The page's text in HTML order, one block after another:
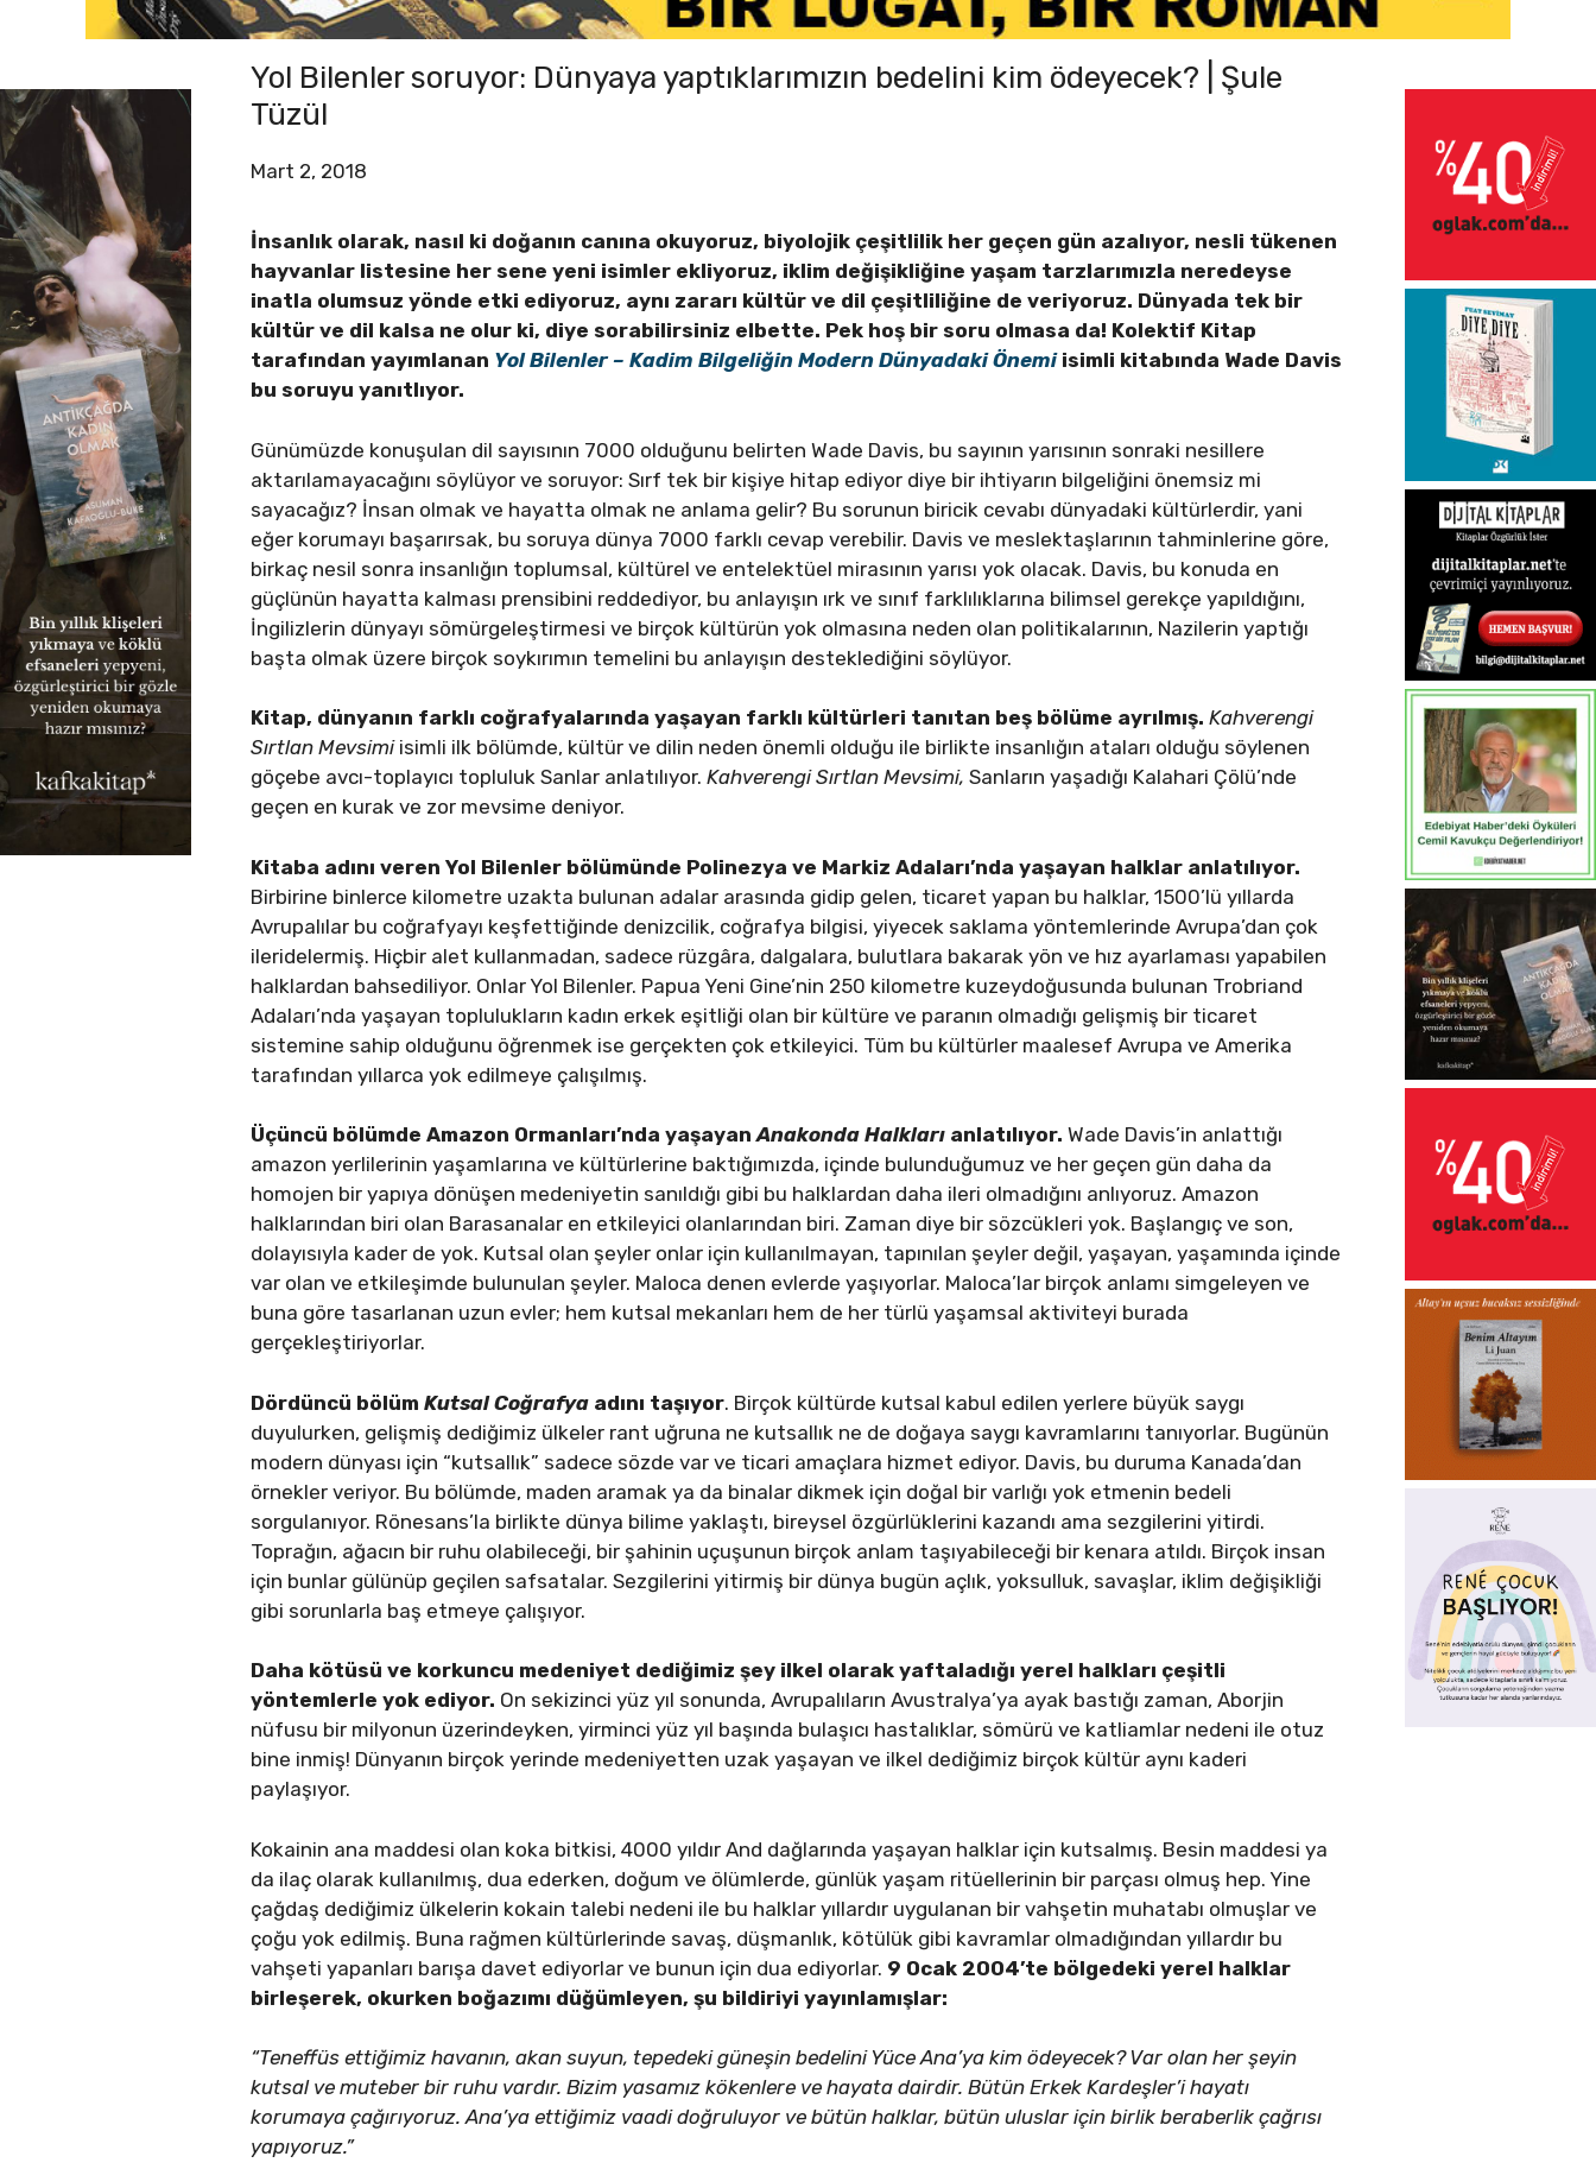
Yol Bilenler soruyor: Dünyaya yaptıklarımızın bedelini kim ödeyecek? | Şule
Tüzül
Mart 2, 2018
İnsanlık olarak, nasıl ki doğanın canına okuyoruz, biyolojik çeşitlilik her geçen gün azalıyor, nesli tükenen
hayvanlar listesine her sene yeni isimler ekliyoruz, iklim değişikliğine yaşam tarzlarımızla neredeyse
inatla olumsuz yönde etki ediyoruz, aynı zararı kültür ve dil çeşitliliğine de veriyoruz. Dünyada tek bir
kültür ve dil kalsa ne olur ki, diye sorabilirsiniz elbette. Pek hoş bir soru olmasa da! Kolektif Kitap
tarafından yayımlanan Yol Bilenler – Kadim Bilgeliğin Modern Dünyadaki Önemi isimli kitabında Wade Davis
bu soruyu yanıtlıyor.
Günümüzde konuşulan dil sayısının 7000 olduğunu belirten Wade Davis, bu sayının yarısının sonraki nesillere
aktarılamayacağını söylüyor ve soruyor: Sırf tek bir kişiye hitap ediyor diye bir ihtiyarın bilgeliğini önemsiz mi
sayacağız? İnsan olmak ve hayatta olmak ne anlama gelir? Bu sorunun biricik cevabı dünyadaki kültürlerdir, yani
eğer korumayı başarırsak, bu soruya dünya 7000 farklı cevap verebilir. Davis ve meslektaşlarının tahminlerine göre,
birkaç nesil sonra insanlığın toplumsal, kültürel ve entelektüel mirasının yarısı yok olacak. Davis, bu konuda en
güçlünün hayatta kalması prensibini reddediyor, bu anlayışın ırk ve sınıf farklılıklarına bilimsel gerekçe yapıldığını,
İngilizlerin dünyayı sömürgeleştirmesi ve birçok kültürün yok olmasına neden olan politikalarının, Nazilerin yaptığı
başta olmak üzere birçok soykırımın temelini bu anlayışın desteklediğini söylüyor.
Kitap, dünyanın farklı coğrafyalarında yaşayan farklı kültürleri tanıtan beş bölüme ayrılmış. Kahverengi
Sırtlan Mevsimiisimli ilk bölümde, kültür ve dilin neden önemli olduğu ile birlikte insanlığın ataları olduğu söylenen
göçebe avcı-toplayıcı topluluk Sanlar anlatılıyor.Kahverengi Sırtlan Mevsimi,Sanların yaşadığı Kalahari Çölü’nde
geçen en kurak ve zor mevsime deniyor.
Kitaba adını veren Yol Bilenler bölümünde Polinezya ve Markiz Adaları’nda yaşayan halklar anlatılıyor.
Birbirine binlerce kilometre uzakta bulunan adalar arasında gidip gelen, ticaret yapan bu halklar, 1500’lü yıllarda
Avrupalılar bu coğrafyayı keşfettiğinde denizcilik, coğrafya bilgisi, yiyecek saklama yöntemlerinde Avrupa’dan çok
ileridelermiş. Hiçbir alet kullanmadan, sadece rüzgâra, dalgalara, bulutlara bakarak yön ve hız ayarlaması yapabilen
halklardan bahsediliyor. Onlar Yol Bilenler. Papua Yeni Gine’nin 250 kilometre kuzeydoğusunda bulunan Trobriand
Adaları’nda yaşayan toplulukların kadın erkek eşitliği olan bir kültüre ve paranın olmadığı gelişmiş bir ticaret
sistemine sahip olduğunu öğrenmek ise gerçekten çok etkileyici. Tüm bu kültürler maalesef Avrupa ve Amerika
tarafından yıllarca yok edilmeye çalışılmış.
Üçüncü bölümde Amazon Ormanları’nda yaşayanAnakonda Halkları anlatılıyor. Wade Davis’in anlattığı
amazon yerlilerinin yaşamlarına ve kültürlerine baktığımızda, içinde bulunduğumuz ve her geçen gün daha da
homojen bir yapıya dönüşen medeniyetin sanıldığı gibi bu halklardan daha ileri olmadığını anlıyoruz. Amazon
halklarından biri olan Barasanalar en etkileyici olanlarından biri. Zaman diye bir sözcükleri yok. Başlangıç ve son,
dolayısıyla kader de yok. Kutsal olan şeyler onlar için kullanılmayan, tapınılan şeyler değil, yaşayan, yaşamında içinde
var olan ve etkileşimde bulunulan şeyler. Maloca denen evlerde yaşıyorlar. Maloca’lar birçok anlamı simgeleyen ve
buna göre tasarlanan uzun evler; hem kutsal mekanları hem de her türlü yaşamsal aktiviteyi burada
gerçekleştiriyorlar.
Dördüncü bölümKutsal Coğrafya adını taşıyor. Birçok kültürde kutsal kabul edilen yerlere büyük saygı
duyulurken, gelişmiş dediğimiz ülkeler rant uğruna ne kutsallık ne de doğaya saygı kavramlarını tanıyorlar. Bugünün
modern dünyası için “kutsallık” sadece sözde var ve ticari amaçlara hizmet ediyor. Davis, bu duruma Kanada’dan
örnekler veriyor. Bu bölümde, maden aramak ya da binalar dikmek için doğal bir varlığı yok etmenin bedeli
sorgulanıyor. Rönesans’la birlikte dünya bilime yaklaştı, bireysel özgürlüklerini kazandı ama sezgilerini yitirdi.
Toprağın, ağacın bir ruhu olabileceği, bir şahinin uçuşunun birçok anlam taşıyabileceği bir kenara atıldı. Birçok insan
için bunlar gülünüp geçilen safsatalar. Sezgilerini yitirmiş bir dünya bugün açlık, yoksulluk, savaşlar, iklim değişikliği
gibi sorunlarla baş etmeye çalışıyor.
Daha kötüsü ve korkuncu medeniyet dediğimiz şey ilkel olarak yaftaladığı yerel halkları çeşitli
yöntemlerle yok ediyor. On sekizinci yüz yıl sonunda, Avrupalıların Avustralya’ya ayak bastığı zaman, Aborjin
nüfusu bir milyonun üzerindeyken, yirminci yüz yıl başında bulaşıcı hastalıklar, sömürü ve katliamlar nedeni ile otuz
bine inmiş! Dünyanın birçok yerinde medeniyetten uzak yaşayan ve ilkel dediğimiz birçok kültür aynı kaderi
paylaşıyor.
Kokainin ana maddesi olan koka bitkisi, 4000 yıldır And dağlarında yaşayan halklar için kutsalmış. Besin maddesi ya
da ilaç olarak kullanılmış, dua ederken, doğum ve ölümlerde, günlük yaşam ritüellerinin bir parçası olmuş hep. Yine
çağdaş dediğimiz ülkelerin kokain talebi nedeni ile bu halklar yıllardır uygulanan bir vahşetin muhatabı olmuşlar ve
çoğu yok edilmiş. Buna rağmen kültürlerinde savaş, düşmanlık, kötülük gibi kavramlar olmadığından yıllardır bu
vahşeti yapanları barışa davet ediyorlar ve bunun için dua ediyorlar. 9 Ocak 2004’te bölgedeki yerel halklar
birleşerek, okurken boğazımı düğümleyen, şu bildiriyi yayınlamışlar:
“Teneffüs ettiğimiz havanın, akan suyun, tepedeki güneşin bedelini Yüce Ana’ya kim ödeyecek? Var olan her şeyin
kutsal ve muteber bir ruhu vardır. Bizim yasamız kökenlere ve hayata dairdir. Bütün Erkek Kardeşler’i hayatı
korumaya çağırıyoruz. Ana’ya ettiğimiz vaadi doğruluyor ve bütün halklar, bütün uluslar için birlik beraberlik çağrısı
yapıyoruz.”